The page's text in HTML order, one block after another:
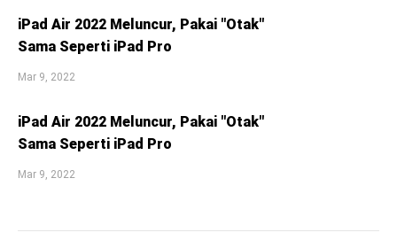
iPad Air 2022 Meluncur, Pakai "Otak"
Sama Seperti iPad Pro
Mar 9, 2022
iPad Air 2022 Meluncur, Pakai "Otak"
Sama Seperti iPad Pro
Mar 9, 2022